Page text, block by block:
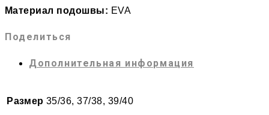
Материал подошвы: EVA
Поделиться
Дополнительная информация
Размер 35/36, 37/38, 39/40